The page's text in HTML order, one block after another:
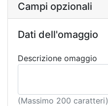
Campi opzionali
Dati dell'omaggio
Descrizione omaggio
(Massimo 200 caratteri)